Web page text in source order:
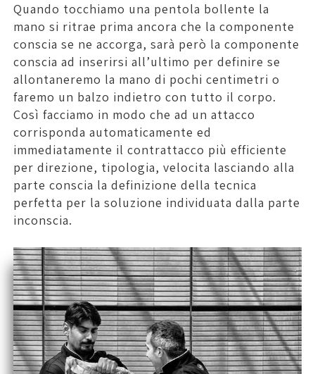
Quando tocchiamo una pentola bollente la
mano si ritrae prima ancora che la componente
conscia se ne accorga, sarà però la componente
conscia ad inserirsi all’ultimo per definire se
allontaneremo la mano di pochi centimetri o
faremo un balzo indietro con tutto il corpo.
Così facciamo in modo che ad un attacco
corrisponda automaticamente ed
immediatamente il contrattacco più efficiente
per direzione, tipologia, velocita lasciando alla
parte conscia la definizione della tecnica
perfetta per la soluzione individuata dalla parte
inconscia.